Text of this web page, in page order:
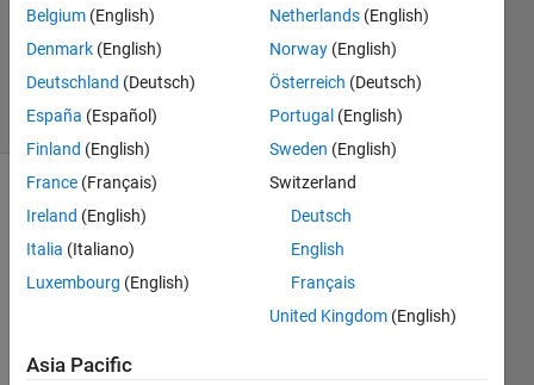
1 Answer
Updated
11 Views
(30 days)
2と
Belgium (English)
Denmark (English)
Deutschland (Deutsch)
España (Español)
Finland (English)
France (Français)
Ireland (English)
Italia (Italiano)
Luxembourg (English)
Netherlands (English)
Norway (English)
Österreich (Deutsch)
Portugal (English)
Sweden (English)
Switzerland
Deutsch
English
Français
United Kingdom (English)
Asia Pacific